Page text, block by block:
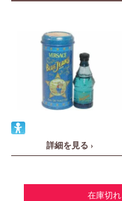
詳細を見る ›
在庫切れ